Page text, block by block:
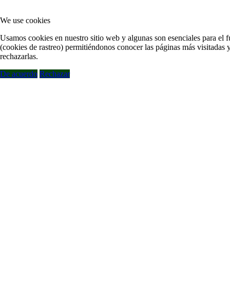
We use cookies
Usamos cookies en nuestro sitio web y algunas son esenciales para
(cookies de rastreo) permitiéndonos conocer las páginas más
rechazarlas.
De acuerdo Rechazar